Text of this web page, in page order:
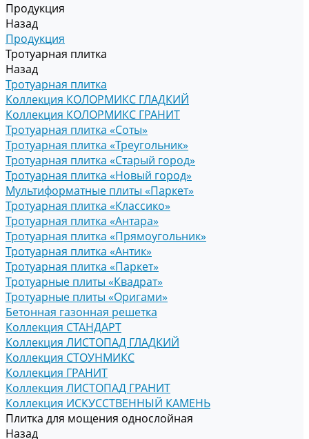
Продукция
Назад
Продукция
Тротуарная плитка
Назад
Тротуарная плитка
Коллекция КОЛОРМИКС ГЛАДКИЙ
Коллекция КОЛОРМИКС ГРАНИТ
Тротуарная плитка «Соты»
Тротуарная плитка «Треугольник»
Тротуарная плитка «Старый город»
Тротуарная плитка «Новый город»
Мультиформатные плиты «Паркет»
Тротуарная плитка «Классико»
Тротуарная плитка «Антара»
Тротуарная плитка «Прямоугольник»
Тротуарная плитка «Антик»
Тротуарная плитка «Паркет»
Тротуарные плиты «Квадрат»
Тротуарные плиты «Оригами»
Бетонная газонная решетка
Коллекция СТАНДАРТ
Коллекция ЛИСТОПАД ГЛАДКИЙ
Коллекция СТОУНМИКС
Коллекция ГРАНИТ
Коллекция ЛИСТОПАД ГРАНИТ
Коллекция ИСКУССТВЕННЫЙ КАМЕНЬ
Плитка для мощения однослойная
Назад